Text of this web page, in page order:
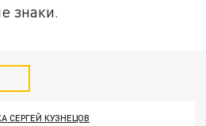
знаки.
СЕРГЕЙ КУЗНЕЦОВ